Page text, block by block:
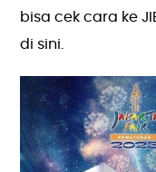
bisa cek cara ke
di sini.